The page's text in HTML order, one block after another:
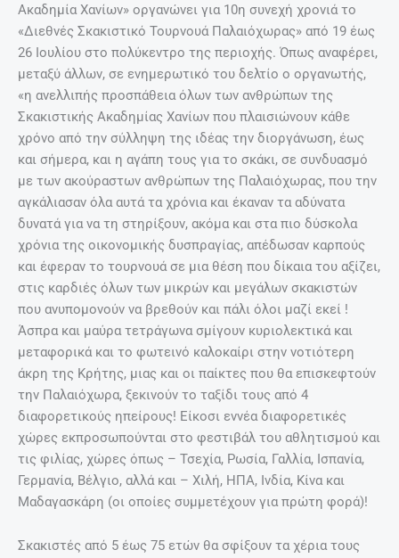
Ακαδημία Χανίων» οργανώνει για 10η συνεχή χρονιά το
«Διεθνές Σκακιστικό Τουρνουά Παλαιόχωρας» από 19 έως
26 Ιουλίου στο πολύκεντρο της περιοχής. Όπως αναφέρει,
μεταξύ άλλων, σε ενημερωτικό του δελτίο ο οργανωτής,
«η ανελλιπής προσπάθεια όλων των ανθρώπων της
Σκακιστικής Ακαδημίας Χανίων που πλαισιώνουν κάθε
χρόνο από την σύλληψη της ιδέας την διοργάνωση, έως
και σήμερα, και η αγάπη τους για το σκάκι, σε συνδυασμό
με των ακούραστων ανθρώπων της Παλαιόχωρας, που την
αγκάλιασαν όλα αυτά τα χρόνια και έκαναν τα αδύνατα
δυνατά για να τη στηρίξουν, ακόμα και στα πιο δύσκολα
χρόνια της οικονομικής δυσπραγίας, απέδωσαν καρπούς
και έφεραν το τουρνουά σε μια θέση που δίκαια του αξίζει,
στις καρδιές όλων των μικρών και μεγάλων σκακιστών
που ανυπομονούν να βρεθούν και πάλι όλοι μαζί εκεί !
Άσπρα και μαύρα τετράγωνα σμίγουν κυριολεκτικά και
μεταφορικά και το φωτεινό καλοκαίρι στην νοτιότερη
άκρη της Κρήτης, μιας και οι παίκτες που θα επισκεφτούν
την Παλαιόχωρα, ξεκινούν το ταξίδι τους από 4
διαφορετικούς ηπείρους! Είκοσι εννέα διαφορετικές
χώρες εκπροσωπούνται στο φεστιβάλ του αθλητισμού και
τις φιλίας, χώρες όπως – Τσεχία, Ρωσία, Γαλλία, Ισπανία,
Γερμανία, Βέλγιο, αλλά και – Χιλή, ΗΠΑ, Ινδία, Κίνα και
Μαδαγασκάρη (οι οποίες συμμετέχουν για πρώτη φορά)!
Σκακιστές από 5 έως 75 ετών θα σφίξουν τα χέρια τους